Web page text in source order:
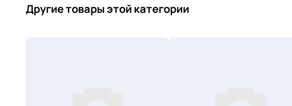
Другие товары этой категории